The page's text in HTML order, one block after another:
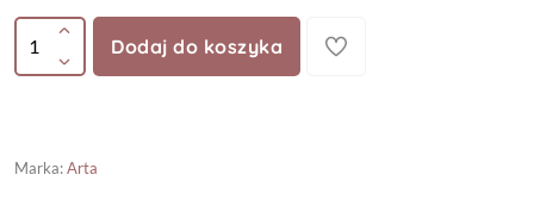
Dodaj do koszyka
Marka:Arta